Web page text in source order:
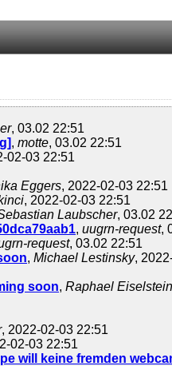
, 03.02 22:51
, motte, 03.02 22:51
02-03 22:51
Eggers, 2022-02-03 22:51
, 2022-02-03 22:51
Laubscher, 03.02
, uugrn-request,
request, 03.02 22:51
, Michael Lestinsky,
soon, Raphael Eiselstein
, 2022-02-03 22:51
02-03 22:51
will keine fremden